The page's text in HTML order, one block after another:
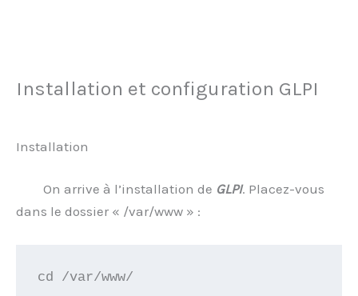
Installation et configuration GLPI
Installation
On arrive à l’installation de GLPI. Placez-vous
dans le dossier « /var/www » :
cd /var/www/